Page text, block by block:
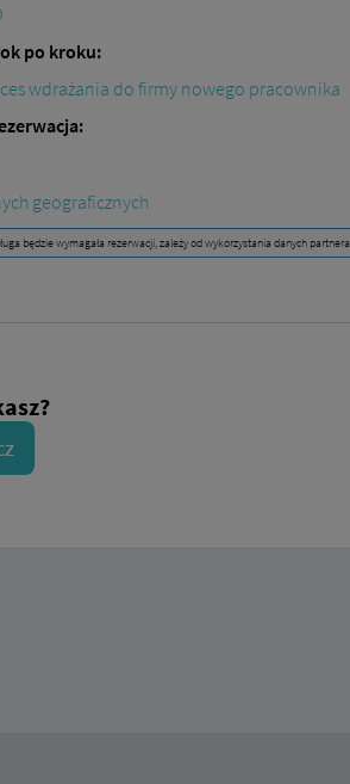
po kroku:
wdrażania do firmy nowego pracownika
geograficznych
będzie wymagała rezerwacji, zależy od wykorzystania danych partnera.